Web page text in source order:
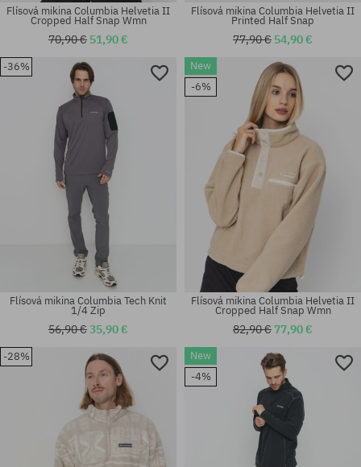
Dostupné veľkosti:
Dostupné veľkosti:
XS; M
Dostupné veľkosti:
Flísová mikina Columbia Helvetia II
Cropped Half Snap Wmn
70,90 € 51,90 €
Dostupné veľkosti:
M; L; XL
Flísová mikina Columbia Helvetia II
Printed Half Snap
77,90 € 54,90 €
-36%
Flísová mikina Columbia Tech Knit
1/4 Zip
56,90 €35,90 €
New
-6%
Flísová mikina Columbia Helvetia II
Cropped Half Snap Wmn
82,90 € 77,90 €
-28%
New
-4%